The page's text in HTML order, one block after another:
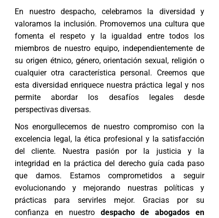
En nuestro despacho, celebramos la diversidad y
valoramos la inclusión. Promovemos una cultura que
fomenta el respeto y la igualdad entre todos los
miembros de nuestro equipo, independientemente de
su origen étnico, género, orientación sexual, religión o
cualquier otra característica personal. Creemos que
esta diversidad enriquece nuestra práctica legal y nos
permite abordar los desafíos legales desde
perspectivas diversas.
Nos enorgullecemos de nuestro compromiso con la
excelencia legal, la ética profesional y la satisfacción
del cliente. Nuestra pasión por la justicia y la
integridad en la práctica del derecho guía cada paso
que damos. Estamos comprometidos a seguir
evolucionando y mejorando nuestras políticas y
prácticas para servirles mejor. Gracias por su
confianza en nuestro despacho de abogados en